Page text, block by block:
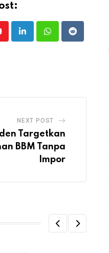
LinkedInWhatsappReddit
NEXT POST
Targetkan
BBM Tanpa
Impor